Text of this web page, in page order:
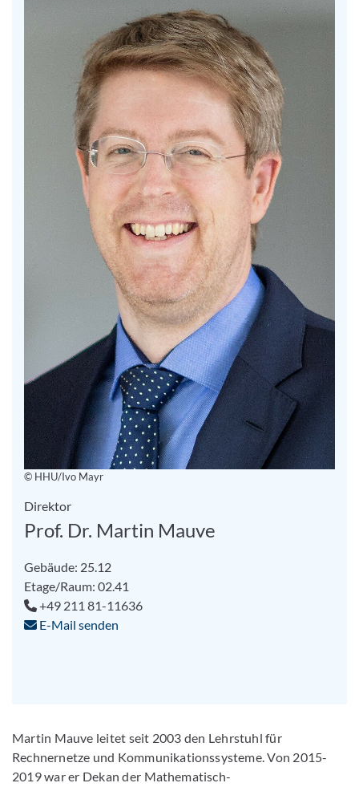
© HHU/Ivo Mayr
Direktor
Prof. Dr. Martin Mauve
Gebäude: 25.12
Etage/Raum: 02.41
+49 211 81-11636
E-Mail senden
Martin Mauve leitet seit 2003 den Lehrstuhl für
Rechnernetze und Kommunikationssysteme. Von 2015-​
2019 war er Dekan der Mathematisch-​